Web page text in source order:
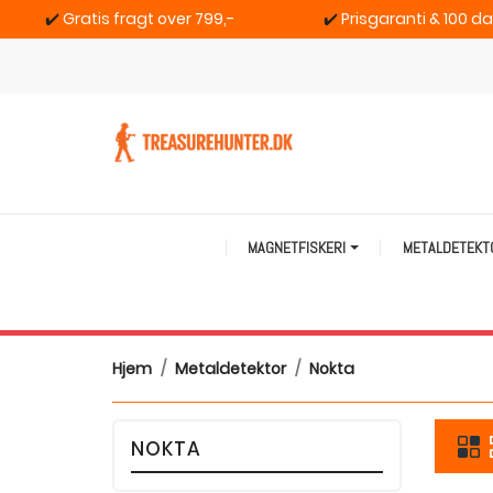
✔️Gratis fragt over 799,- ✔️Prisgaranti & 100
MAGNETFISKERI
Hjem Metaldetektor Nokta
NOKTA